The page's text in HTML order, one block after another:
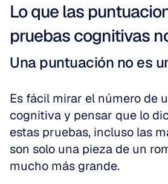
Lo que las
pruebas cognitivas
Una puntuación no es
Es fácil mirar el número de
cognitiva y pensar que lo
estas pruebas, incluso las
son solo una pieza de un
mucho más grande.